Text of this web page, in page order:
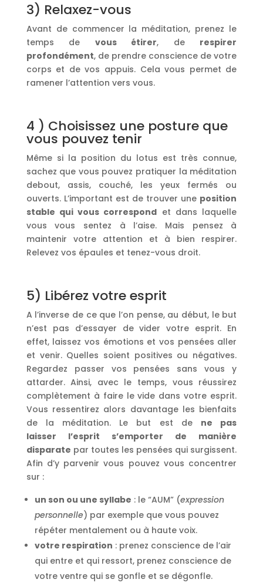
3) Relaxez-vous
Avant de commencer la méditation, prenez le
temps de vous étirer, de respirer
profondément, de prendre conscience de votre
corps et de vos appuis. Cela vous permet de
ramener l’attention vers vous.
4 ) Choisissez une posture que
vous pouvez tenir
Même si la position du lotus est très connue,
sachez que vous pouvez pratiquer la méditation
debout, assis, couché, les yeux fermés ou
ouverts. L’important est de trouver une position
stable qui vous correspond et dans laquelle
vous vous sentez à l’aise. Mais pensez à
maintenir votre attention et à bien respirer.
Relevez vos épaules et tenez-vous droit.
5) Libérez votre esprit
A l’inverse de ce que l’on pense, au début, le but
n’est pas d’essayer de vider votre esprit. En
effet, laissez vos émotions et vos pensées aller
et venir. Quelles soient positives ou négatives.
Regardez passer vos pensées sans vous y
attarder. Ainsi, avec le temps, vous réussirez
complètement à faire le vide dans votre esprit.
Vous ressentirez alors davantage les bienfaits
de la méditation. Le but est de ne pas
laisser l’esprit s’emporter de manière
disparate par toutes les pensées qui surgissent.
Afin d’y parvenir vous pouvez vous concentrer
sur :
un son ou une syllabe : le “AUM” (expression
personnelle) par exemple que vous pouvez
répéter mentalement ou à haute voix.
votre respiration : prenez conscience de l’air
qui entre et qui ressort, prenez conscience de
votre ventre qui se gonfle et se dégonfle.